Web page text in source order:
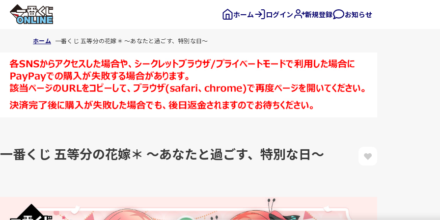
ホーム ログイン 新規登録 お知らせ
ホーム 一番くじ 五等分の花嫁＊ ～あなたと過ごす、特別な日～
一番くじ 五等分の花嫁＊ ～あなたと過ごす、特別な日～